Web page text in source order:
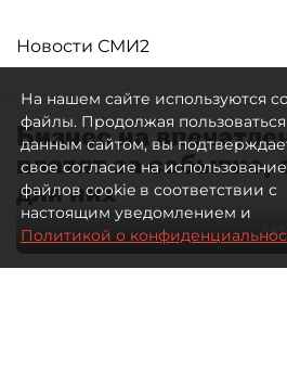
Новости СМИ2
Бизнес на
платят за событие,
для них
На нашем сайте используются
файлы. Продолжая пользоваться
данным сайтом, вы
свое согласие на использование
файлов cookie в соответствии с
настоящим уведомлением и
Политикой о